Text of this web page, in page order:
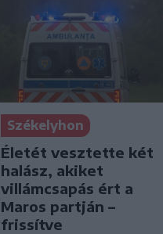
Székelyhon
Életét vesztette két
halász, akiket
villámcsapás ért a
Maros partján –
frissítve